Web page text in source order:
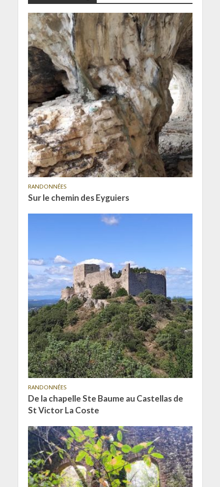
RANDONNÉES
Sur le chemin des Eyguiers
RANDONNÉES
De la chapelle Ste Baume au Castellas de
St Victor La Coste